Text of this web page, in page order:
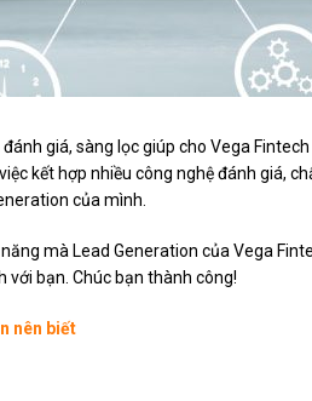
giá, sàng lọc giúp cho Vega
kết hợp nhiều công nghệ đánh giá,
của mình.
mà Lead Generation của Vega
bạn. Chúc bạn thành công!
nên biết